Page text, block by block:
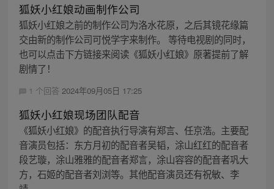
狐妖小红娘动画制作公司
狐妖小红娘之前的制作公司为洛水花原，之后其镜花缘篇
交由新的制作公司可悦学字来制作。 等待电视剧的同时，
也可以点击下方链接来阅读《狐妖小红娘》原著提前了解
剧情了！
1 个回答 2024年09月05日 17:25
狐妖小红娘现场团队配音
《狐妖小红娘》的配音执行导演有郑言、任京浩。主要配
音演员包括：东方月初的配音者吴韬，涂山红红的配音者
段艺璇，涂山雅雅的配音者郑言，涂山容容的配音者巩大
方，石姬的配音者刘浏等。其他配音演员还有祝敏、李